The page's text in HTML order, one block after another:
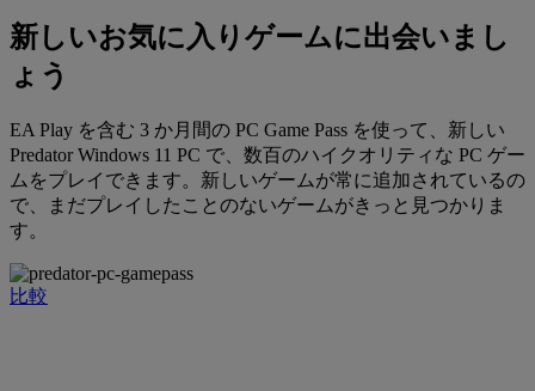
新しいお気に入りゲームに出会いまし
ょう
EA Play を含む 3 か月間の PC Game Pass を使って、新しい
Predator Windows 11 PC で、数百のハイクオリティな PC ゲー
ムをプレイできます。新しいゲームが常に追加されているの
で、まだプレイしたことのないゲームがきっと見つかりま
す。
比較